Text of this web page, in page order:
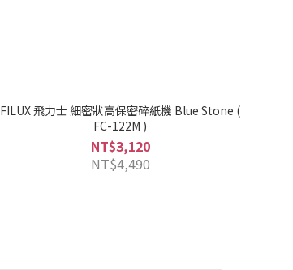
FILUX 飛力士 細密狀高保密碎紙機 Blue Stone (
FC-122M )
NT$3,120
NT$4,490